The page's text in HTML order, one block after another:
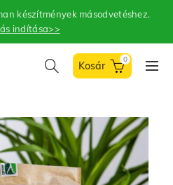
készítmények másodvetéshez.
indítása>>
0